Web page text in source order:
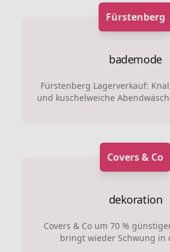
Fürstenberg
bademode
Fürstenberg Lagerverkauf:
und kuschelweiche
Covers & Co
dekoration
Covers & Co um 70 %
bringt wieder Schwung in